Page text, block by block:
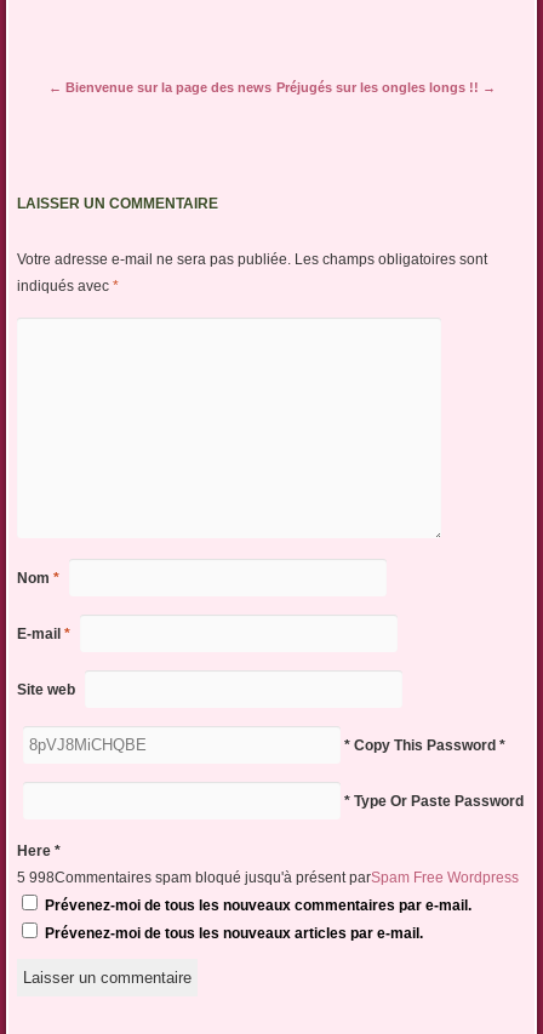
Navigation des articles
← Bienvenue sur la page des news Préjugés sur les ongles longs !! →
LAISSER UN COMMENTAIRE
Votre adresse e-mail ne sera pas publiée. Les champs obligatoires sont
indiqués avec *
Nom *
E-mail *
Site web
* Copy This Password *
* Type Or Paste Password
Here *
5 998Commentaires spam bloqué jusqu'à présent parSpam Free Wordpress
Prévenez-moi de tous les nouveaux commentaires par e-mail.
Prévenez-moi de tous les nouveaux articles par e-mail.